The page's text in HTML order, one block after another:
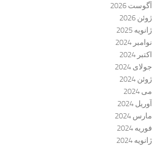
آگوست 2026
ژوئن 2026
ژانویه 2025
نوامبر 2024
اکتبر 2024
جولای 2024
ژوئن 2024
می 2024
آوریل 2024
مارس 2024
فوریه 2024
ژانویه 2024